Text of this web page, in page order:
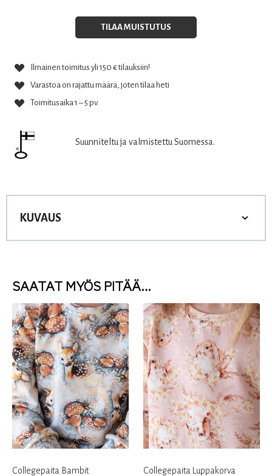
TILAA MUISTUTUS
Ilmainen toimitus yli 150 € tilauksiin!
Varastoa on rajattu määrä, joten tilaa heti
Toimitusaika 1 – 5 pv.
Suunniteltu ja valmistettu Suomessa.
KUVAUS
SAATAT MYÖS PITÄÄ…
Collegepaita Bambit Collegepaita Luppakorva